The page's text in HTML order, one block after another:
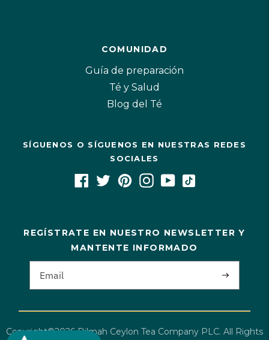
COMUNIDAD
Guía de preparación
Té y Salud
Blog del Té
SÍGUENOS O SÍGUENOS EN NUESTRAS REDES
SOCIALES
REGÍSTRATE EN NUESTRO NEWSLETTER Y
MANTENTE INFORMADO
Copyright©2026 Dilmah Ceylon Tea Company PLC. All Rights